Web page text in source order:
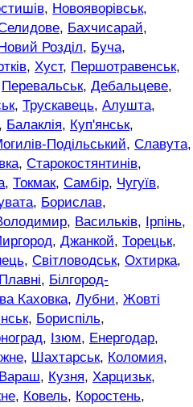
, Новояворівськ,
, Бахчисарай,
Новий Розділ, Буча,
, Хуст, Першотравенськ,
Перевальськ, Дебальцеве,
, Трускавець, Алушта,
, Балаклія, Куп'янськ,
Подільський, Славута,
, Старокостянтинів,
, Токмак, Самбір, Чугуїв,
, Борислав,
, Васильків, Ірпінь,
, Джанкой, Торецьк,
, Світловодськ, Охтирка,
, Білгород-
Каховка, Лубни, Жовті
, Бориспіль,
, Ізюм, Енергодар,
, Шахтарськ, Коломия,
Вараш, Кузня, Харцизьк,
, Ковель, Коростень,